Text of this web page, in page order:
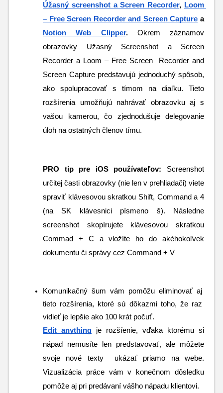
Úžasný screenshot a Screen Recorder, Loom
– Free Screen Recorder and Screen Capture
a
Notion Web Clipper. Okrem záznamov
obrazovky Užasný Screenshot a Screen
Recorder a Loom – Free Screen  Recorder and
Screen Capture predstavujú jednoduchý spôsob,
ako spolupracovať s tímom na diaľku. Tieto
rozšírenia umožňujú nahrávať obrazovku aj s
vašou kamerou, čo zjednodušuje delegovanie
úloh na ostatných členov tímu.
PRO tip pre iOS používateľov: Screenshot
určitej časti obrazovky (nie len v prehliadači) viete
spraviť klávesovou skratkou Shift, Command a 4
(na SK klávesnici písmeno š). Následne
screenshot skopírujete klávesovou skratkou
Commad + C a vložíte ho do akéhokoľvek
dokumentu či správy cez Command + V
Komunikačný šum vám pomôžu eliminovať aj
tieto rozšírenia, ktoré sú dôkazmi toho, že raz
vidieť je lepšie ako 100 krát počuť.
Edit anything je rozšíenie, vďaka ktorému si
nápad nemusíte len predstavovať, ale môžete
svoje nové texty  ukázať priamo na webe.
Vizualizácia práce vám v konečnom dôsledku
pomôže aj pri predávaní vášho nápadu klientovi.